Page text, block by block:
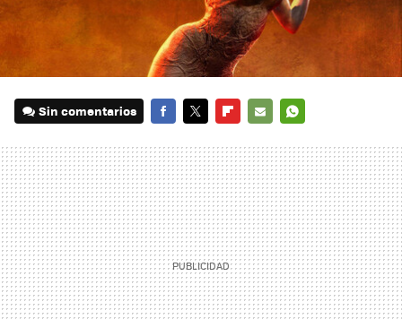
Sin comentarios
MAIL